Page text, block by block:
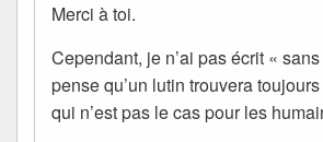
Merci à toi.
Cependant, je n’ai pas écrit «
pense qu’un lutin trouvera toujours
qui n’est pas le cas pour les